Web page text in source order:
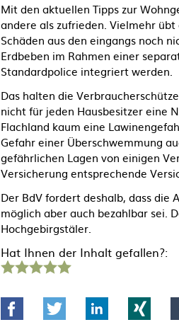
Mit den aktuellen Tipps zur
andere als zufrieden. Vielmehr
Schäden aus den eingangs noch
Erdbeben im Rahmen einer
Standardpolice integriert werden.
Das halten die
nicht für jeden Hausbesitzer eine
Flachland kaum eine
Gefahr einer Überschwemmung
gefährlichen Lagen von einigen
Versicherung entsprechende
Der BdV fordert deshalb, dass die
möglich aber auch bezahlbar sei.
Hochgebirgstäler.
Hat Ihnen der Inhalt gefallen?:
Stern Sterne Sterne Sterne Sterne
Facebook Twitter LinkedIn